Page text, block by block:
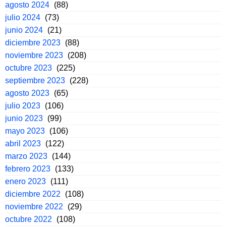
agosto 2024 (88)
julio 2024 (73)
junio 2024 (21)
diciembre 2023 (88)
noviembre 2023 (208)
octubre 2023 (225)
septiembre 2023 (228)
agosto 2023 (65)
julio 2023 (106)
junio 2023 (99)
mayo 2023 (106)
abril 2023 (122)
marzo 2023 (144)
febrero 2023 (133)
enero 2023 (111)
diciembre 2022
(108)
noviembre 2022
(29)
octubre 2022
(108)